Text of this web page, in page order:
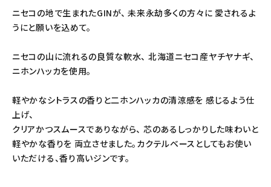
ニセコの地で生まれたGINが、 未来永劫多くの方々に 愛されるよ
うにと願いを込めて。
ニセコの山に流れるの良質な軟水、 北海道ニセコ産ヤチヤナギ、
ニホンハッカを使用。
軽やかなシトラスの香りと二ホンハッカの清涼感を 感じるよう仕
上げ、
クリアかつスムースでありながら、 芯のあるしっかりした味わいと
軽やかな香りを 両立させました。 カクテルベースとしてもお使い
いただける、香り高いジンです。